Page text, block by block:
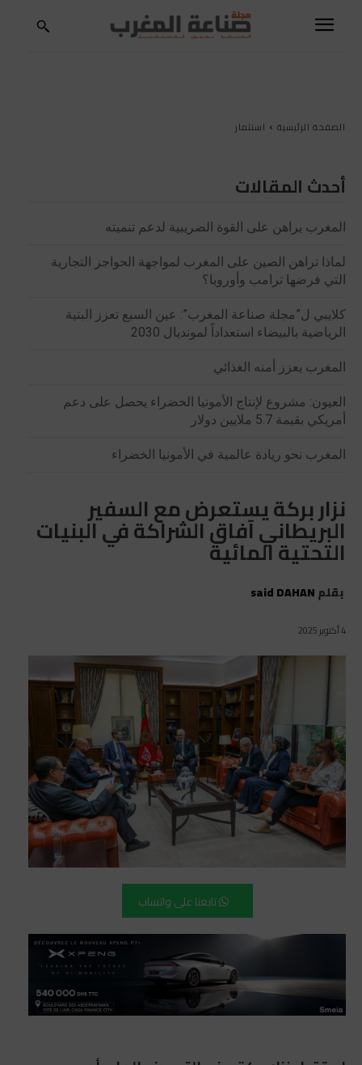
الصفحة الرئيسية استثمار
أحدث المقالات
المغرب يراهن على القوة الضريبية لدعم تنميته
لماذا تراهن الصين على المغرب لمواجهة الحواجز التجارية
التي فرضها ترامب وأوروبا؟
كلايبي ل”مجلة صناعة المغرب”: عين السبع تعزز البنية
الرياضية بالبيضاء استعداداً لمونديال 2030
المغرب يعزز أمنه الغذائي
العيون: مشروع لإنتاج الأمونيا الخضراء يحصل على دعم
أمريكي بقيمة 5.7 ملايين دولار
المغرب نحو ريادة عالمية في الأمونيا الخضراء
نزار بركة يستعرض مع السفير
البريطاني آفاق الشراكة في البنيات
التحتية المائية
بقلمsaid DAHAN
4 أكتوبر 2025
تابعنا على واتساب